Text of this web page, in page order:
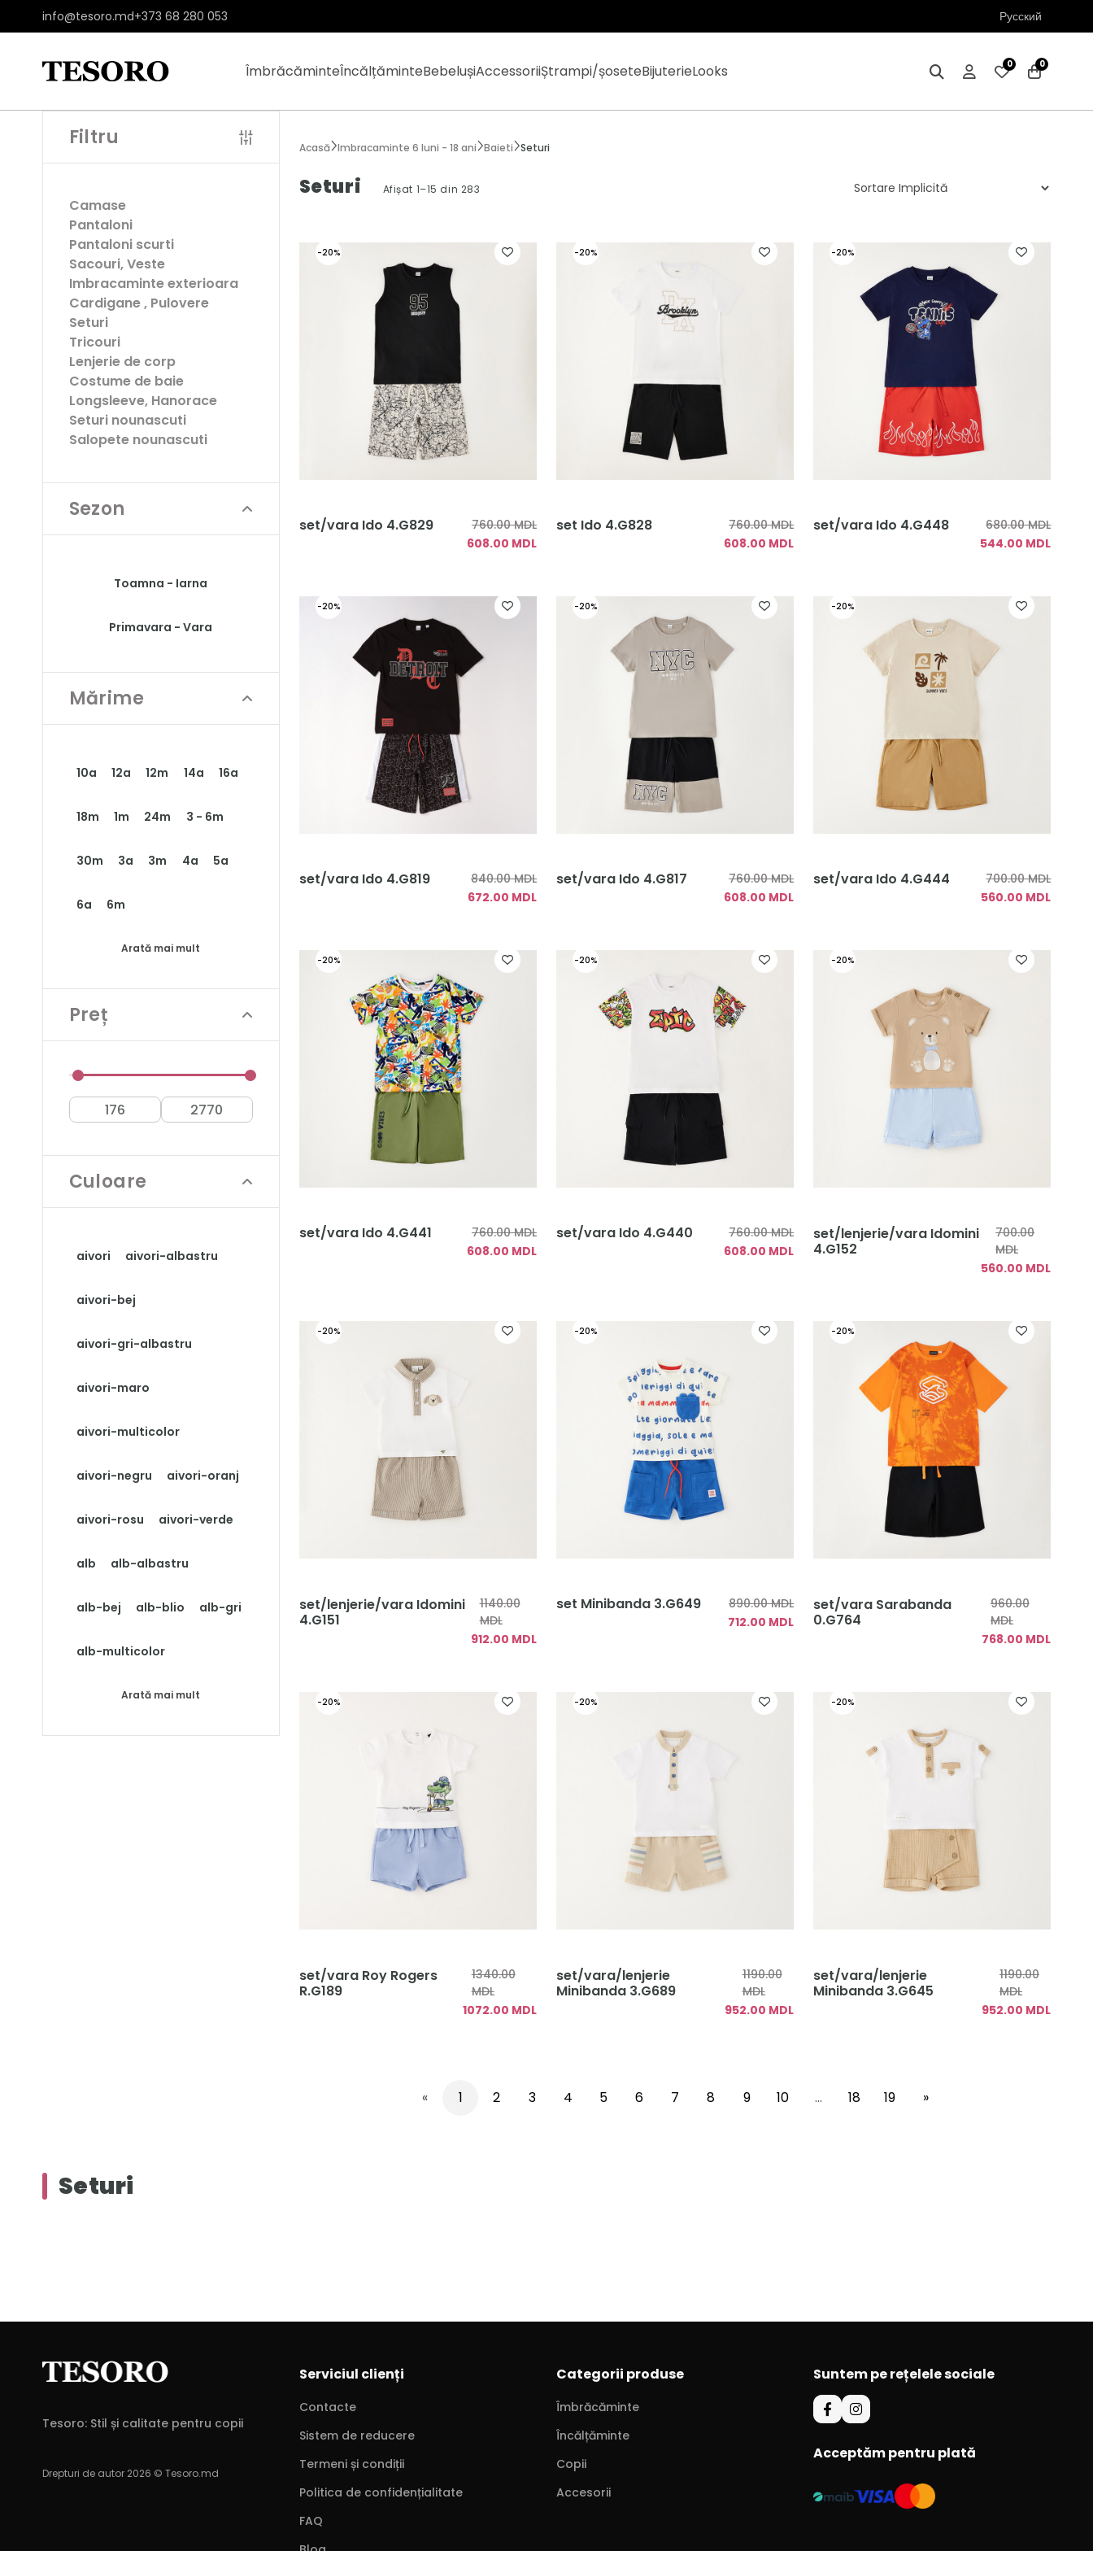
info@tesoro.md+373 68 280 053 Русский
ÎmbrăcăminteÎncălțăminteBebelușiAccessoriiȘtrampi/șoseteBijuterieLooks 0 0
Filtru
Camase
Pantaloni
Pantaloni scurti
Sacouri, Veste
Imbracaminte exterioara
Cardigane , Pulovere
Seturi
Tricouri
Lenjerie de corp
Costume de baie
Longsleeve, Hanorace
Seturi nounascuti
Salopete nounascuti
Sezon
Toamna - Iarna
Primavara - Vara
Mărime
10a 12a 12m 14a 16a
18m 1m 24m 3 - 6m
30m 3a 3m 4a 5a
6a 6m
Arată mai mult
Preț
Culoare
aivori aivori-albastru
aivori-bej
aivori-gri-albastru
aivori-maro
aivori-multicolor
aivori-negru aivori-oranj
aivori-rosu aivori-verde
alb alb-albastru
alb-bej alb-blio alb-gri
alb-multicolor
Arată mai mult
Acasă Imbracaminte 6 luni - 18 ani Baieti Seturi
Seturi Afișat 1–15 din 283
-20%
set/vara Ido 4.G829
760.00 MDL
608.00 MDL
-20%
set Ido 4.G828
760.00 MDL
608.00 MDL
-20%
set/vara Ido 4.G448
680.00 MDL
544.00 MDL
-20%
set/vara Ido 4.G819
840.00 MDL
672.00 MDL
-20%
set/vara Ido 4.G817
760.00 MDL
608.00 MDL
-20%
set/vara Ido 4.G444
700.00 MDL
560.00 MDL
-20%
set/vara Ido 4.G441
760.00 MDL
608.00 MDL
-20%
set/vara Ido 4.G440
760.00 MDL
608.00 MDL
-20%
set/lenjerie/vara Idomini
4.G152
700.00
MDL
560.00 MDL
-20%
set/lenjerie/vara Idomini
4.G151
1140.00
MDL
912.00 MDL
-20%
set Minibanda 3.G649
890.00 MDL
712.00 MDL
-20%
set/vara Sarabanda
0.G764
960.00
MDL
768.00 MDL
-20%
set/vara Roy Rogers
R.G189
1340.00
MDL
1072.00 MDL
-20%
set/vara/lenjerie
Minibanda 3.G689
1190.00
MDL
952.00 MDL
-20%
set/vara/lenjerie
Minibanda 3.G645
1190.00
MDL
952.00 MDL
« 1 2 3 4 5 6 7 8 9 10 ... 18 19 »
Seturi
Tesoro: Stil și calitate pentru copii
Drepturi de autor 2026 © Tesoro.md
Serviciul clienți
Contacte
Sistem de reducere
Termeni și condiții
Politica de confidențialitate
FAQ
Categorii produse
Îmbrăcăminte
Încălțăminte
Copii
Accesorii
Suntem pe rețelele sociale
Acceptăm pentru plată